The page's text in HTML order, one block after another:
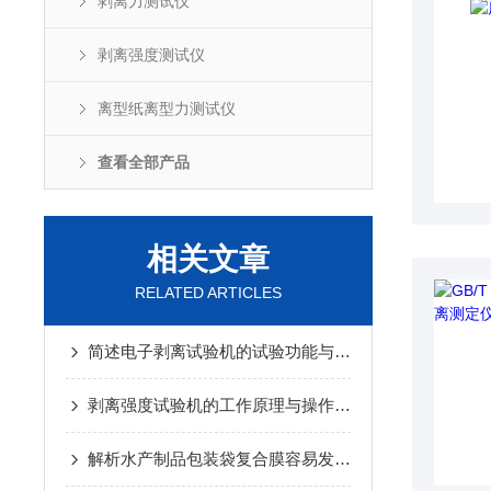
剥离强度测试仪
离型纸离型力测试仪
查看全部产品
相关文章
RELATED ARTICLES
简述电子剥离试验机的试验功能与技术参数
剥离强度试验机的工作原理与操作步骤
解析水产制品包装袋复合膜容易发生分层的原因